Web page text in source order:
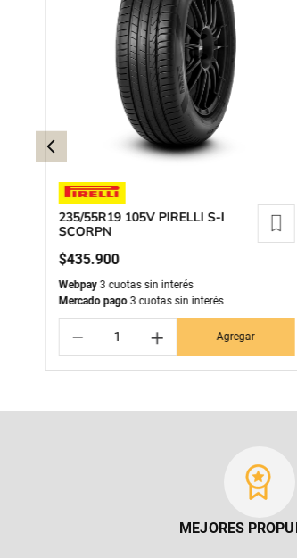
235/55R19 105V PIRELLI S-I
SCORPN
$435.900
Webpay3 cuotas sin interés
Mercado pago3 cuotas sin interés
＋
－ Agregar
MEJORES